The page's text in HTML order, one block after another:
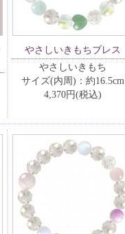
やさしいきもちブレス
やさしいきもち
サイズ(内周)：約16.5cm
4,370円(税込)